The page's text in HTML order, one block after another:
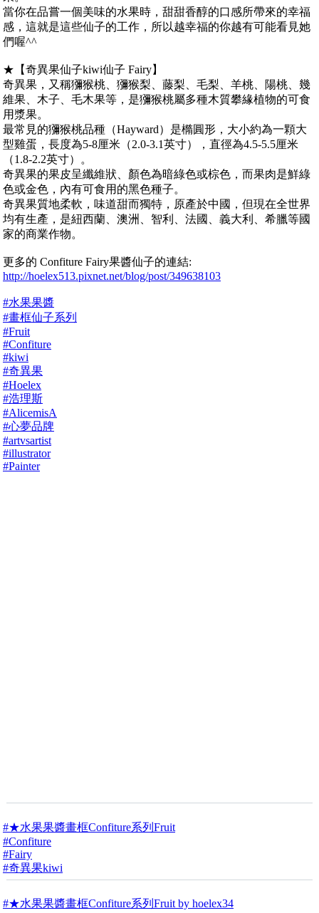
當你在品嘗一個美味的水果時，甜甜香醇的口感所帶來的幸福
感，這就是這些仙子的工作，所以越幸福的你越有可能看見她
們喔^^
★【奇異果仙子kiwi仙子 Fairy】
奇異果，又稱獼猴桃、獼猴梨、藤梨、毛梨、羊桃、陽桃、幾
維果、木子、毛木果等，是獼猴桃屬多種木質攀緣植物的可食
用漿果。
最常見的獼猴桃品種（Hayward）是橢圓形，大小約為一顆大
型雞蛋，長度為5-8厘米（2.0-3.1英寸），直徑為4.5-5.5厘米
（1.8-2.2英寸）。
奇異果的果皮呈纖維狀、顏色為暗綠色或棕色，而果肉是鮮綠
色或金色，內有可食用的黑色種子。
奇異果質地柔軟，味道甜而獨特，原產於中國，但現在全世界
均有生產，是紐西蘭、澳洲、智利、法國、義大利、希臘等國
家的商業作物。
更多的 Confiture Fairy果醬仙子的連結:
http://hoelex513.pixnet.net/blog/post/349638103
#水果果醬
#畫框仙子系列
#Fruit
#Confiture
#kiwi
#奇異果
#Hoelex
#浩理斯
#AlicemisA
#心夢品牌
#artvsartist
#illustrator
#Painter
#★水果果醬畫框Confiture系列Fruit
#Confiture
#Fairy
#奇異果kiwi
#★水果果醬畫框Confiture系列Fruit by hoelex34